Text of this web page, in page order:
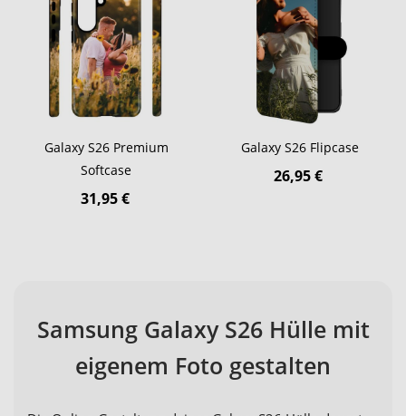
Galaxy S26 Premium
Softcase
31,95 €
Galaxy S26 Flipcase
26,95 €
Samsung Galaxy S26 Hülle mit
eigenem Foto gestalten